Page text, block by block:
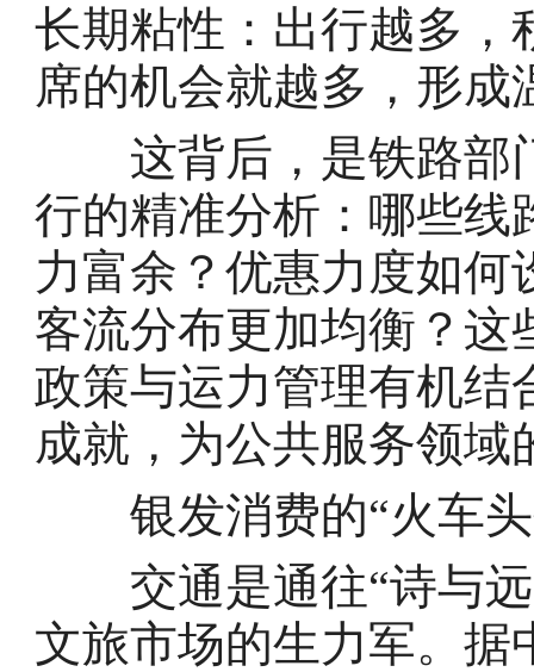
长期粘性：出行越多，
席的机会就越多，形成
这背后，是铁路部
行的精准分析：哪些线
力富余？优惠力度如
客流分布更加均衡？这
政策与运力管理有机结
成就，为公共服务领
银发消费的“火车头
交通是通往“诗与远
文旅市场的生力军。据